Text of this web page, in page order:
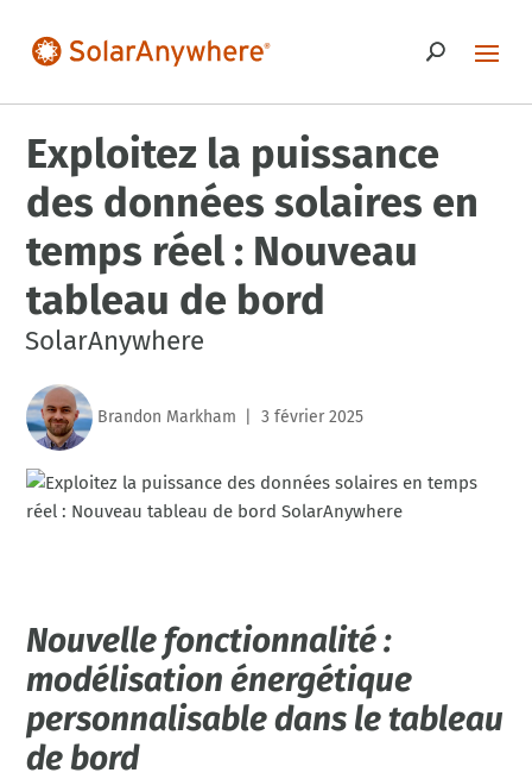
Exploitez la puissance
des données solaires en
temps réel : Nouveau
tableau de bord
SolarAnywhere
Brandon Markham 3 février 2025
Nouvelle fonctionnalité :
modélisation énergétique
personnalisable dans le tableau
de bord